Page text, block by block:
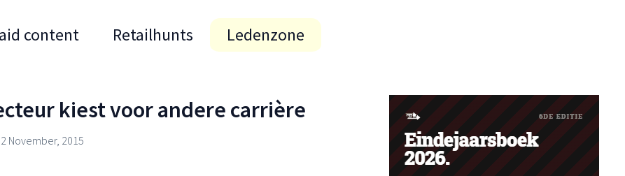
content Retailhunts Ledenzone
kiest voor andere carrière
2 November, 2015